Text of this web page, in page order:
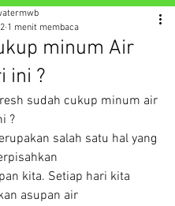
minum Air
ini ?
1 menit membaca
sudah cukup minum air
?
salah satu hal yang
kita. Setiap hari kita
asupan air